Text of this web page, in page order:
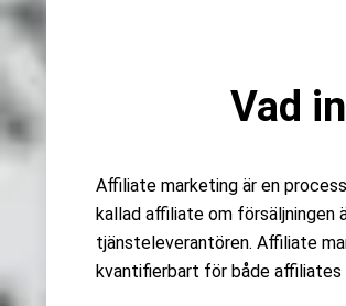
Vad
Affiliate marketing är en
kallad affiliate om
tjänsteleverantören. Affiliate
kvantifierbart för både